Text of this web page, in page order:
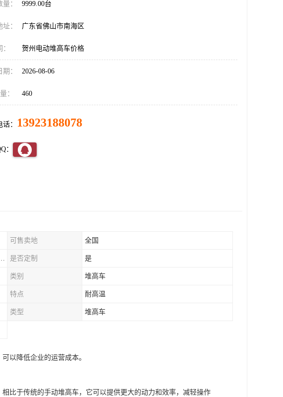
： 9999.00台
： 广东省佛山市南海区
贺州电动堆高车价格
： 2026-08-06
： 460
： 13923188078
：
可售卖地 全国
场、货场、流通中心和配送中心等场所 是否定制 是
类别 堆高车
特点 耐高温
类型 堆高车
以降低企业的运营成本。
比于传统的手动堆高车，它可以提供更大的动力和效率，减轻操作